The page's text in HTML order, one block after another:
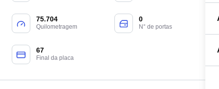
75.704
Quilometragem
0
N° de portas
67
Final da placa